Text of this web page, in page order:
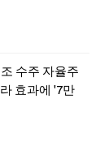
수주 자율주
효과에 '7만